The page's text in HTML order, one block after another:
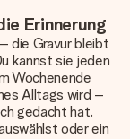
Erinnerung
die Gravur bleibt
kannst sie jeden
Wochenende
Alltags wird –
gedacht hat.
oder ein